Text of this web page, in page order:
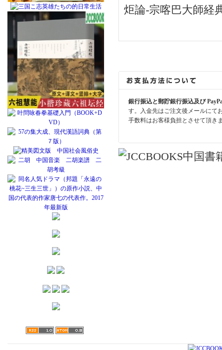
銀行振込と郵貯銀行振込及び
す。入金先はご注文後メールにて
手数料はお客様負担とさせて頂き